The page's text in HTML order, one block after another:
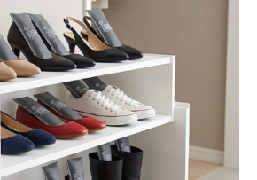
福岡県朝倉市／炭化：福岡県朝倉
安に交換
てても臭くならなくなりました。
れてるヘビーユーザーです。
費用にもなるとの事で、応援していま
には、会員登録が必要です。
会員登録する